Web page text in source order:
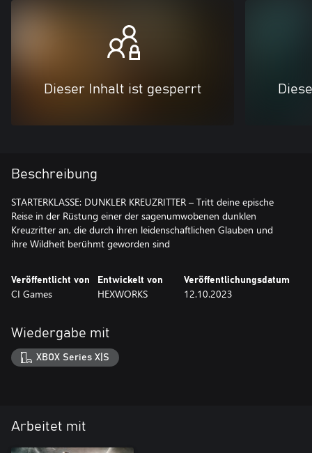
Dieser Inhalt ist gesperrt
Beschreibung
STARTERKLASSE: DUNKLER KREUZRITTER – Tritt deine epische
Reise in der Rüstung einer der sagenumwobenen dunklen
Kreuzritter an, die durch ihren leidenschaftlichen Glauben und
ihre Wildheit berühmt geworden sind
Veröffentlicht von
CI Games
Entwickelt von
HEXWORKS
Veröffentlichungsdatum
12.10.2023
Wiedergabe mit
XBOX Series X|S
Arbeitet mit